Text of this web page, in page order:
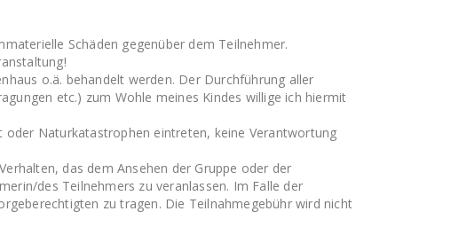
Schäden gegenüber dem Teilnehmer.
o.ä. behandelt werden. Der Durchführung aller
etc.) zum Wohle meines Kindes willige ich hiermit
oder Naturkatastrophen eintreten, keine Verantwortung
das dem Ansehen der Gruppe oder der
des Teilnehmers zu veranlassen. Im Falle der
zu tragen. Die Teilnahmegebühr wird nicht